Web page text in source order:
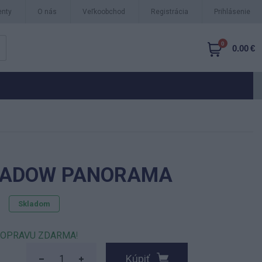
O nás Veľkoobchod Registrácia Prihlásenie
0.00 €
0
PANORAMA
Skladom
ZDARMA!
Kúpiť